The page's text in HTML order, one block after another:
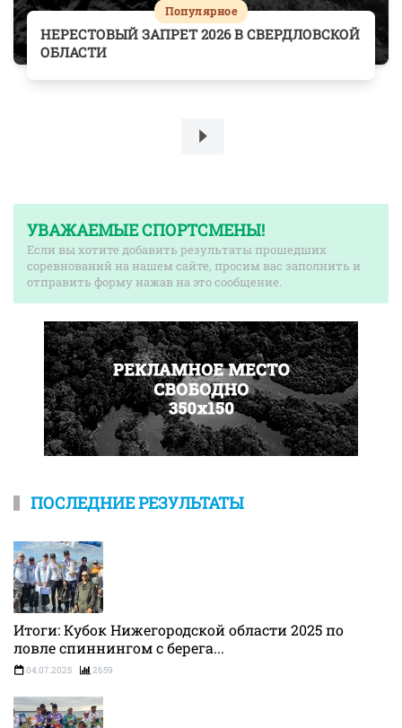
Популярное
НЕРЕСТОВЫЙ ЗАПРЕТ 2026 В СВЕРДЛОВСКОЙ
ОБЛАСТИ
УВАЖАЕМЫЕ СПОРТСМЕНЫ!
Если вы хотите добавить результаты прошедших
соревнований на нашем сайте, просим вас заполнить и
отправить форму нажав на это сообщение.
ПОСЛЕДНИЕ РЕЗУЛЬТАТЫ
Итоги: Кубок Нижегородской области 2025 по
ловле спиннингом с берега...
04.07.2025 2659